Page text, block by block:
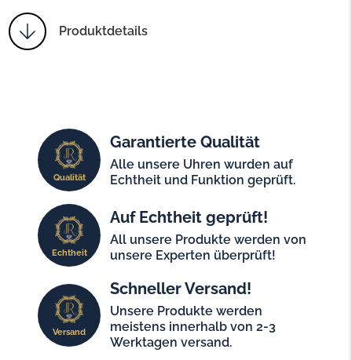
Produktdetails
Qualität
Garantierte Qualität
Alle unsere Uhren wurden auf
Echtheit und Funktion geprüft.
Echtheit
Auf Echtheit geprüft!
All unsere Produkte werden von
unsere Experten überprüft!
Versand
Schneller Versand!
Unsere Produkte werden
meistens innerhalb von 2-3
Werktagen versand.